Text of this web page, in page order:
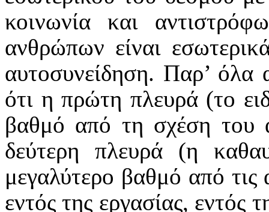
κοινωνία και
ανθρώπων είναι
αυτοσυνείδηση. Παρ’ όλα
ότι η πρώτη πλευρά (το
βαθμό από τη σχέση
δεύτερη πλευρά (η
μεγαλύτερο βαθμό από
εντός της εργασίας, εντός